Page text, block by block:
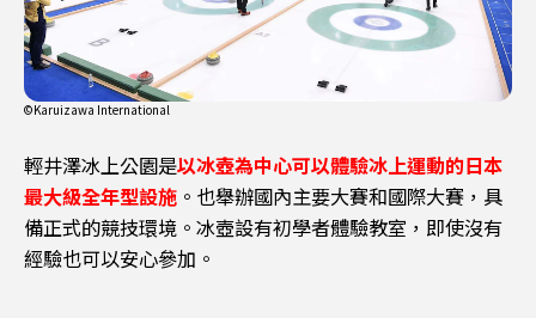
©Karuizawa International
輕井澤冰上公園是以冰壺為中心可以體驗冰上運動的日本
最大級全年型設施 。也舉辦國內主要大賽和國際大賽，具
備正式的競技環境。冰壺設有初學者體驗教室，即使沒有
經驗也可以安心參加。